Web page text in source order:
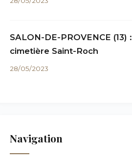
SALON-DE-PROVENCE (13) :
cimetière Saint-Roch
28/05/2023
Navigation